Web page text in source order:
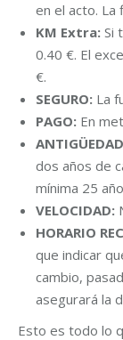
en el acto. La
KM Extra: Si
0.40 €. El
€.
SEGURO: La
PAGO: En
dos años de
mínima 25
VELOCIDAD:
HORARIO
que indicar
cambio,
asegurará la
Esto es todo lo